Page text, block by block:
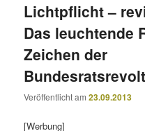
Lichtpflicht –
Das leuchtende
Zeichen der
Veröffentlicht am23.09.2013
[Werbung]